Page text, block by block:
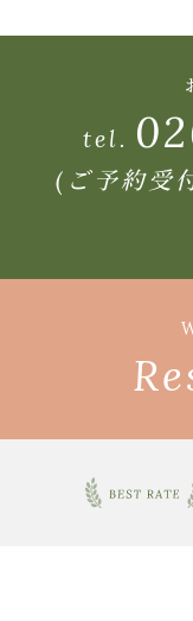
tel.
(ご予約受